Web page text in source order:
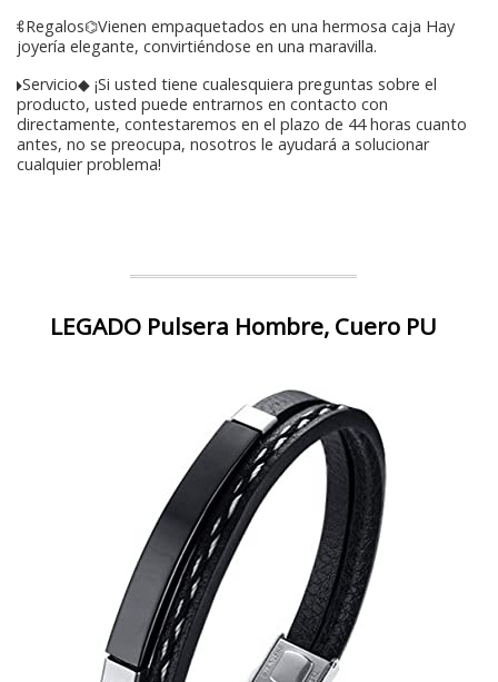
⌘Regalos⌬Vienen empaquetados en una hermosa caja Hay
joyería elegante, convirtiéndose en una maravilla.
◆Servicio◆ ¡Si usted tiene cualesquiera preguntas sobre el
producto, usted puede entrarnos en contacto con
directamente, contestaremos en el plazo de 44 horas cuanto
antes, no se preocupa, nosotros le ayudará a solucionar
cualquier problema!
LEGADO Pulsera Hombre, Cuero PU